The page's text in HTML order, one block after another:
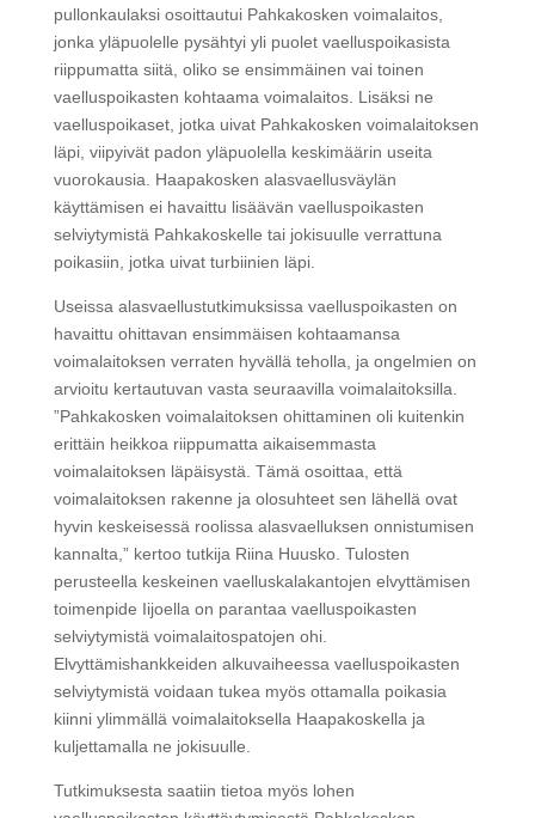
pullonkaulaksi osoittautui Pahkakosken voimalaitos,
jonka yläpuolelle pysähtyi yli puolet vaelluspoikasista
riippumatta siitä, oliko se ensimmäinen vai toinen
vaelluspoikasten kohtaama voimalaitos. Lisäksi ne
vaelluspoikaset, jotka uivat Pahkakosken voimalaitoksen
läpi, viipyivät padon yläpuolella keskimäärin useita
vuorokausia. Haapakosken alasvaellusväylän
käyttämisen ei havaittu lisäävän vaelluspoikasten
selviytymistä Pahkakoskelle tai jokisuulle verrattuna
poikasiin, jotka uivat turbiinien läpi.
Useissa alasvaellustutkimuksissa vaelluspoikasten on
havaittu ohittavan ensimmäisen kohtaamansa
voimalaitoksen verraten hyvällä teholla, ja ongelmien on
arvioitu kertautuvan vasta seuraavilla voimalaitoksilla.
”Pahkakosken voimalaitoksen ohittaminen oli kuitenkin
erittäin heikkoa riippumatta aikaisemmasta
voimalaitoksen läpäisystä. Tämä osoittaa, että
voimalaitoksen rakenne ja olosuhteet sen lähellä ovat
hyvin keskeisessä roolissa alasvaelluksen onnistumisen
kannalta,” kertoo tutkija Riina Huusko. Tulosten
perusteella keskeinen vaelluskalakantojen elvyttämisen
toimenpide Iijoella on parantaa vaelluspoikasten
selviytymistä voimalaitospatojen ohi.
Elvyttämishankkeiden alkuvaiheessa vaelluspoikasten
selviytymistä voidaan tukea myös ottamalla poikasia
kiinni ylimmällä voimalaitoksella Haapakoskella ja
kuljettamalla ne jokisuulle.
Tutkimuksesta saatiin tietoa myös lohen